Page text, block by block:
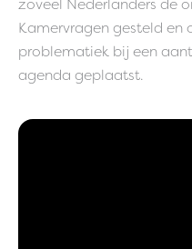
zoveel Nederlanders de
Kamervragen gesteld en
problematiek bij een
agenda geplaatst.